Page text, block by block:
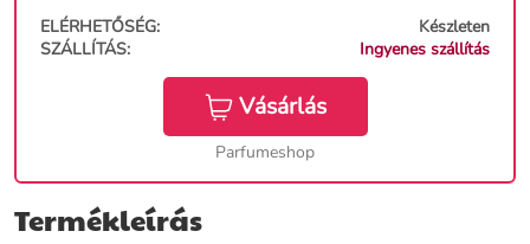
ELÉRHETŐSÉG:
Készleten
SZÁLLÍTÁS:
Ingyenes szállítás
Vásárlás
Parfumeshop
Termékleírás